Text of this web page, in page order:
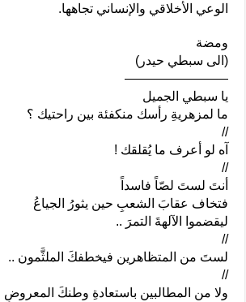
الوعي الأخلاقي والإنساني تجاهها.
ومضة
(الى سبطي حيدر)
————————
يا سبطي الجميل
ما لمزهريةِ رأسك منكفئة بين راحتيك ؟
//
آه لو أعرف ما يُقلقك !
//
أنتَ لستَ لصّاً فاسداً
فتخاف عقابَ الشعبِ حين يثورُ الجياعُ
ليقضموا الآلهةَ التمرَ ..
//
لستَ من المتظاهرين فيخطفكَ الملثَّمون ..
//
ولا من المطالبين باستعادةِ وطنكَ المعروضِ